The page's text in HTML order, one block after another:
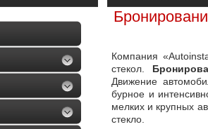
Компания
стекол.
Движение
бурное и
мелких и крупных
стекло.